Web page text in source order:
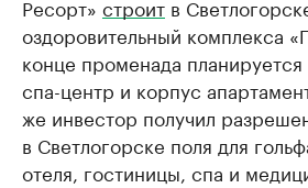
Ресорт» строит в
оздоровительный комплекса
конце променада планируется
спа-центр и корпус
же инвестор получил
в Светлогорске поля для
отеля, гостиницы, спа и